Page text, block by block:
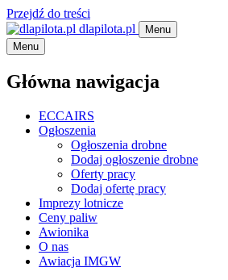
Przejdź do treści
dlapilota.pl
Menu
Menu
Główna nawigacja
ECCAIRS
Ogłoszenia
Ogłoszenia drobne
Dodaj ogłoszenie drobne
Oferty pracy
Dodaj ofertę pracy
Imprezy lotnicze
Ceny paliw
Awionika
O nas
Awiacja IMGW